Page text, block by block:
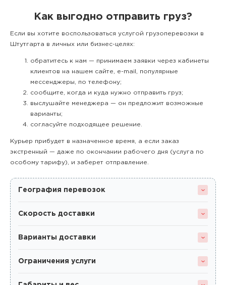
Как выгодно отправить груз?
Если вы хотите воспользоваться услугой грузоперевозки в
Штутгарта в личных или бизнес-целях:
обратитесь к нам — принимаем заявки через кабинеты
клиентов на нашем сайте, e-mail, популярные
мессенджеры, по телефону;
сообщите, когда и куда нужно отправить груз;
выслушайте менеджера — он предложит возможные
варианты;
согласуйте подходящее решение.
Курьер прибудет в назначенное время, а если заказ
экстренный — даже по окончании рабочего дня (услуга по
особому тарифу), и заберет отправление.
География перевозок
Скорость доставки
Варианты доставки
Ограничения услуги